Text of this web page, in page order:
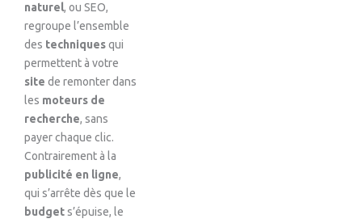
naturel, ou SEO,
regroupe l’ensemble
des techniquesqui
permettent à votre
site de remonter dans
les moteurs de
recherche, sans
payer chaque clic.
Contrairement à la
publicité en ligne,
qui s’arrête dès que le
budgets’épuise, le